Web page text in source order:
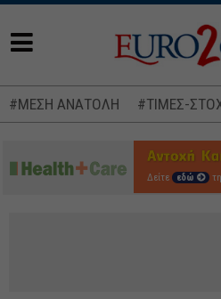
#ΜΕΣΗ ΑΝΑΤΟΛΗ #ΤΙΜΕΣ-
Δείτε εδώ